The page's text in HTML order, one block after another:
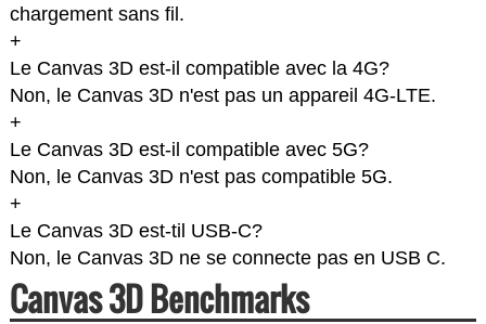
chargement sans fil.
+
Le Canvas 3D est-il compatible avec la 4G?
Non, le Canvas 3D n'est pas un appareil 4G-LTE.
+
Le Canvas 3D est-il compatible avec 5G?
Non, le Canvas 3D n'est pas compatible 5G.
+
Le Canvas 3D est-til USB-C?
Non, le Canvas 3D ne se connecte pas en USB C.
Canvas 3D Benchmarks